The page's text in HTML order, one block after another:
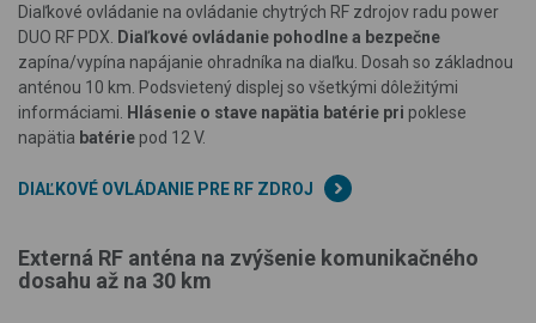
Diaľkové ovládanie na ovládanie chytrých RF zdrojov radu power
DUO RF PDX.
Diaľkové ovládanie pohodlne a bezpečne
zapína/vypína napájanie ohradníka na diaľku. Dosah so základnou
anténou 10 km. Podsvietený displej so všetkými dôležitými
informáciami.
Hlásenie o stave napätia batérie pri poklese
napätia batérie pod 12 V.
DIAĽKOVÉ OVLÁDANIE PRE RF ZDROJ
Externá RF anténa na zvýšenie komunikačného
dosahu až na 30 km